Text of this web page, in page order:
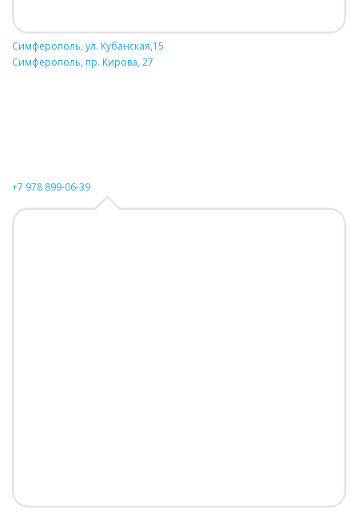
Симферополь, ул. Кубанская,15
Симферополь, пр. Кирова, 27
+7 978 899-06-39